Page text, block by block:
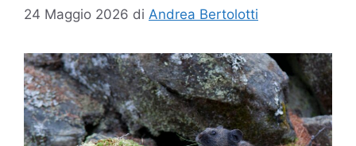
24 Maggio 2026 di Andrea Bertolotti